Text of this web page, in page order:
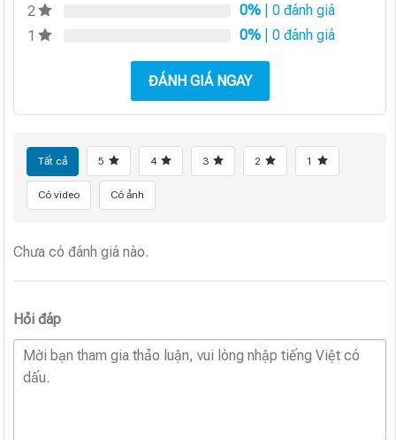
2
0% | 0 đánh giá
1
0% | 0 đánh giá
ĐÁNH GIÁ NGAY
Tất cả 5 4 3 2 1
Có video Có ảnh
Chưa có đánh giá nào.
Hỏi đáp